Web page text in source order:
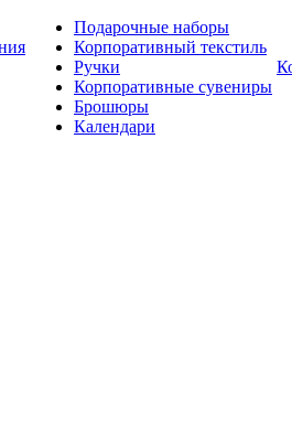
Подарочные наборы
Корпоративный текстиль
Ручки
Корпоративные сувениры
Брошюры
Календари